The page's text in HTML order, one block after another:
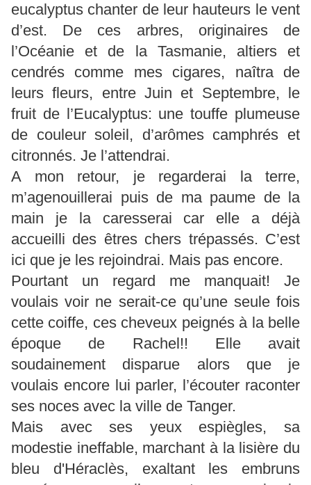
eucalyptus chanter de leur hauteurs le vent
d’est. De ces arbres, originaires de
l’Océanie et de la Tasmanie, altiers et
cendrés comme mes cigares, naîtra de
leurs fleurs, entre Juin et Septembre, le
fruit de l’Eucalyptus: une touffe plumeuse
de couleur soleil, d’arômes camphrés et
citronnés. Je l’attendrai.
A mon retour, je regarderai la terre,
m’agenouillerai puis de ma paume de la
main je la caresserai car elle a déjà
accueilli des êtres chers trépassés. C’est
ici que je les rejoindrai. Mais pas encore.
Pourtant un regard me manquait! Je
voulais voir ne serait-ce qu’une seule fois
cette coiffe, ces cheveux peignés à la belle
époque de Rachel!! Elle avait
soudainement disparue alors que je
voulais encore lui parler, l’écouter raconter
ses noces avec la ville de Tanger.
Mais avec ses yeux espiègles, sa
modestie ineffable, marchant à la lisière du
bleu d'Héraclès, exaltant les embruns